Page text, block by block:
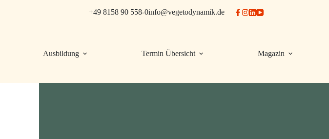
+49 8158 90 558-0info@vegetodynamik.de
Ausbildung Termin Übersicht Magazin